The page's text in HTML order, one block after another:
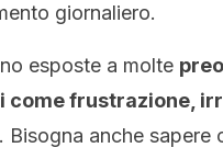
giornaliero.
esposte a molte
come frustrazione,
anche sapere